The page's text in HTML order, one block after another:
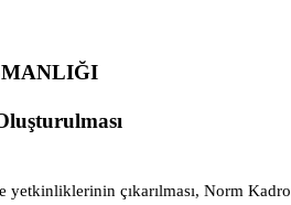
çıkarılması, Norm Kadro